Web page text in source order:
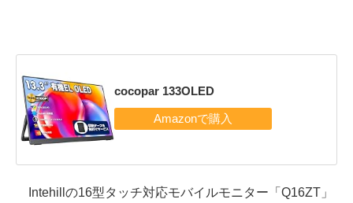
cocopar 133OLED
Intehillの16型タッチ対応モバイルモニター「Q16ZT」